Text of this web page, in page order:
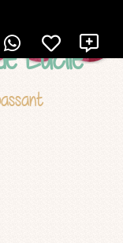
Lucile